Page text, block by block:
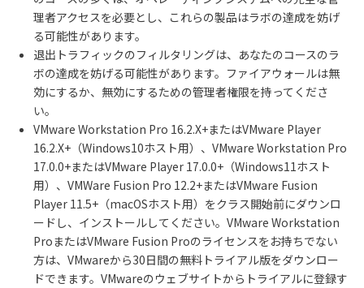
理者アクセスを必要とし、これらの製品はラボの達成を妨げ
る可能性があります。
退出トラフィックのフィルタリングは、あなたのコースのラ
ボの達成を妨げる可能性があります。ファイアウォールは無
効にするか、無効にするための管理者権限を持ってくださ
い。
VMware Workstation Pro 16.2.X+またはVMware Player
16.2.X+（Windows10ホスト用）、VMware Workstation Pro
17.0.0+またはVMware Player 17.0.0+（Windows11ホスト
用）、VMWare Fusion Pro 12.2+またはVMware Fusion
Player 11.5+（macOSホスト用）をクラス開始前にダウンロ
ードし、インストールしてください。VMware Workstation
ProまたはVMware Fusion Proのライセンスをお持ちでない
方は、VMwareから30日間の無料トライアル版をダウンロー
ドできます。VMwareのウェブサイトからトライアルに登録す